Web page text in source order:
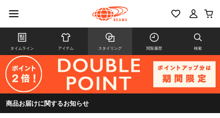
タイムライン アイテム スタイリング 閲覧履歴 検索
商品お届けに関するお知らせ